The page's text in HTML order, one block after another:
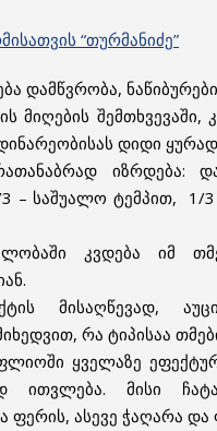
“თურმანიძე”
დამწვრობა,
მიღების
დიდი
იზრდება:
– საშუალო ტემპით, 1/
კვდება იმ
მისაღწევად,
რა ტიპისაა
ყველაზე
ითვლება. მისი
ფერის, ასევე ჭაღარა და